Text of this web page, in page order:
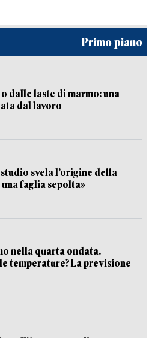
Primo piano
dalle laste di marmo: una
dal lavoro
svela l’origine della
faglia sepolta»
nella quarta ondata.
temperature? La previsione